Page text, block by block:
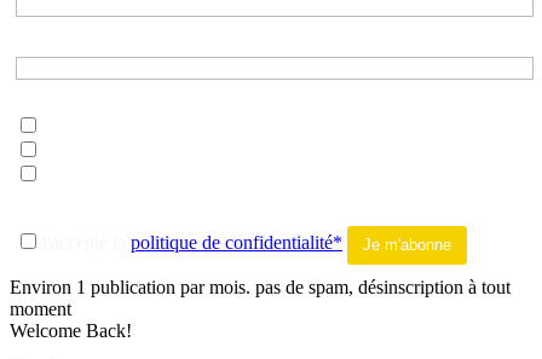
politique de confidentialité*
Environ 1 publication par mois. pas de spam, désinscription à tout
moment
Welcome Back!